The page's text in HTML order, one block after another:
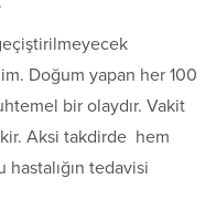
Doğum yapan her 100
bir olaydır. Vakit
Aksi takdirde hem
tedavisi